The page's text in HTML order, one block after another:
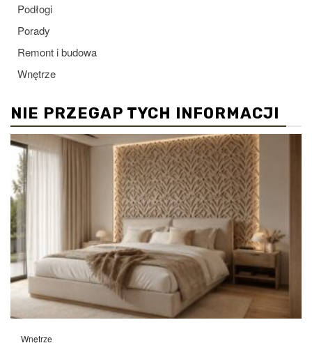
Podłogi
Porady
Remont i budowa
Wnętrze
NIE PRZEGAP TYCH INFORMACJI
Wnętrze